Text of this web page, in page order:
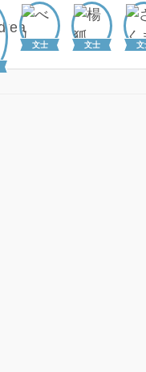
文士 文士 文